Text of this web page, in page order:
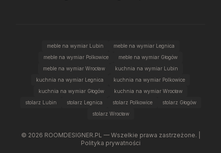
meble na wymiar Lubin
meble na wymiar Legnica
meble na wymiar Polkowice
meble na wymiar Głogów
meble na wymiar Wrocław
kuchnia na wymiar Lubin
kuchnia na wymiar Legnica
kuchnia na wymiar Polkowice
kuchnia na wymiar Głogów
kuchnia na wymiar Wrocław
stolarz Lubin
stolarz Legnica stolarz Polkowice
stolarz Głogów
stolarz Wrocław
© 2026 ROOMDESIGNER.PL — Wszelkie prawa zastrzeżone. |
Polityka prywatności